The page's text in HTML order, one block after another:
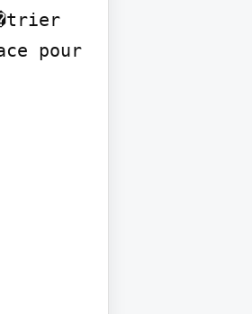
�trier
pour